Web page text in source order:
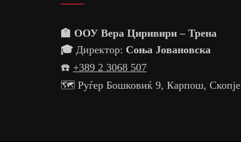
🏫 ООУ Вера Циривири – Трена
🎓 Директор: Соња Јовановска
☎️ +389 2 3068 507
🗺️ Руѓер Бошковиќ 9, Карпош, Скопје